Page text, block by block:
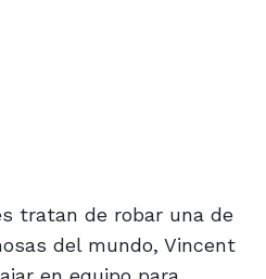
tratan de robar una de
del mundo, Vincent